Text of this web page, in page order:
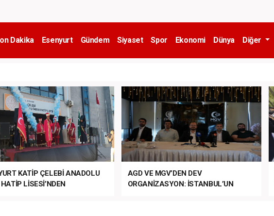
Dakika Esenyurt Gündem Siyaset Spor Ekonomi Dünya Diğer
KATİP ÇELEBİ ANADOLU
LİSESİ’NDEN
AGD VE MGV’DEN DEV
ORGANİZASYON: İSTANBUL’UN